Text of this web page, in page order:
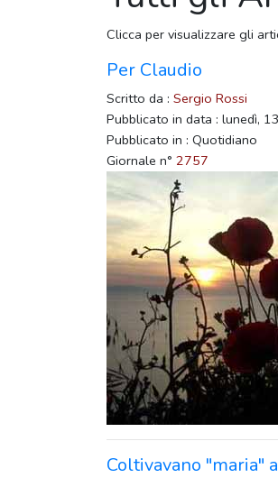
Clicca per visualizzare gli
Per Claudio
Scritto da : Sergio Rossi
Pubblicato in data : lunedì,
Pubblicato in : Quotidiano
Giornale n° 2757
Coltivavano "maria"